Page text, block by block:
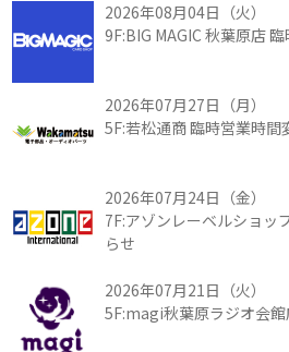
2026年08月04日（火）
9F:BIG MAGIC 秋葉原店
2026年07月27日（月）
5F:若松通商 臨時営業時間
2026年07月24日（金）
7F:アゾンレーベルショッ
らせ
2026年07月21日（火）
5F:magi秋葉原ラジオ会